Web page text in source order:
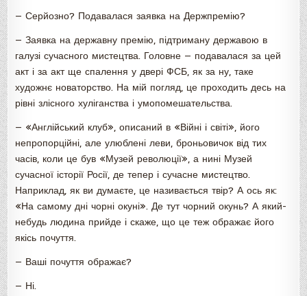
— Серйозно? Подавалася заявка на Держпремію?
— Заявка на державну премію, підтриману державою в
галузі сучасного мистецтва. Головне — подавалася за цей
акт і за акт ще спалення у двері ФСБ, як за ну, таке
художнє новаторство. На мій погляд, це проходить десь на
рівні злісного хуліганства і умопомешательства.
— «Англійський клуб», описаний в «Війні і світі», його
непропорційні, але улюблені леви, броньовичок від тих
часів, коли це був «Музей революції», а нині Музей
сучасної історії Росії, де тепер і сучасне мистецтво.
Наприклад, як ви думаєте, це називається твір? А ось як:
«На самому дні чорні окуні». Де тут чорний окунь? А який-
небудь людина прийде і скаже, що це теж ображає його
якісь почуття.
— Ваші почуття ображає?
— Ні.